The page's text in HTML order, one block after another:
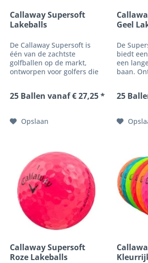
Callaway Supersoft
Lakeballs
De Callaway Supersoft is
één van de zachtste
golfballen op de markt,
ontworpen voor golfers die
stabiele balvlucht zoeken.
compressiekern biedt de
Supersoft een...
25 Ballen vanaf € 27,25 *
Opslaan
Geel
De
biedt
een
baan.
zacht,
zonder
25
Callaway Supersoft
Roze Lakeballs